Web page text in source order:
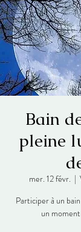
Bain
pleine
mer. 12 févr.
  |
Participer à un
un